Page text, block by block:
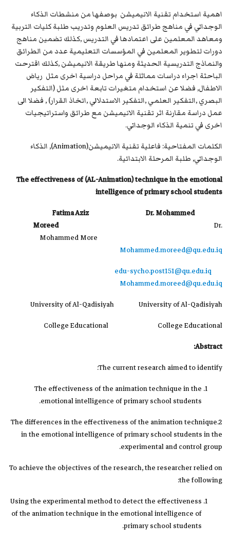
اهمية استخدام تقنية الانيميشن بوصفها من منشطات الذكاء
الوجداني في مناهج طرائق تدريس العلوم وتدريب طلبة كليات التربية
ومعاهد المعلمين على اعتمادها في التدريس ,كذلك تضمين مناهج
دورات لتطوير المعلمين في المؤسسات التعليمية عدد من الطرائق
والنماذج التدريسية الحديثة ومنها طريقة الانيميشن ,كذلك اقترحت
الباحثة اجراء دراسات مماثلة في مراحل دراسية اخرى مثل رياض
الاطفال, فضلا عن استخدام متغيرات تابعة اخرى مثل (التفكير
البصري ,التفكير العلمي ,التفكير الاستدلالي ,اتخاذ القرار) , فضلا الى
عمل دراسة مقارنة اثر تقنية الانيميشن مع طرائق واستراتيجيات
اخرى في تنمية الذكاء الوجداني.
الكلمات المفتاحية: فاعلية تقنية الانيميشن(Animation), الذكاء
الوجداني, طلبة المرحلة الابتدائية.
The effectiveness of (AL-Animation) technique in the emotional
intelligence of primary school students
Fatima Aziz Dr. Mohammed
MoreedDr.
Mohammed More
Mohammed.moreed@qu.edu.iq
edu-sycho.post151@qu.edu.iq
Mohammed.moreed@qu.edu.iq
University of Al-Qadisiyah University of Al-Qadisiyah
College Educational College Educational
Abstract:
The current research aimed to identify:
The effectiveness of the animation technique in the
emotional intelligence of primary school students.
2.The differences in the effectiveness of the animation technique
in the emotional intelligence of primary school students in the
experimental and control group.
To achieve the objectives of the research, the researcher relied on
the following:
Using the experimental method to detect the effectiveness
of the animation technique in the emotional intelligence of
primary school students.